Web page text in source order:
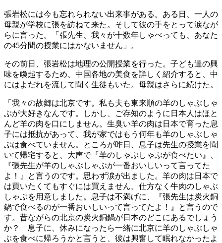
張岩松には今も忘れられない出来事がある。ある日、一人の
母親が学校に張を訪ねて来た。そして彼の手をとって涙なが
らに言った。「張先生、我々が十数年しゃべっても、あなた
の45分間の授業にはかないません」。
その前日、張岩松は地理の公開授業を行った。子ども達の興
味を喚起するため、中国各地の美食を詳しく紹介すると、中
にはよだれを流して聞く生徒もいた。母親はさらに続けた。
「我々の故郷は北京です。私も夫も東来順の羊のしゃぶしゃ
ぶが大好きなんです。しかし、ご存知のように日本人はほと
んど羊の肉を口にしません。生臭い羊の肉は日本で育った息
子には抵抗があって、我が家ではもう何年も羊のしゃぶしゃ
ぶは食べていません。ところが昨日、息子は先生の授業を聞
いて帰宅すると、大声で『羊のしゃぶしゃぶが食べたい』、
『張先生が羊のしゃぶしゃぶが一番おいしいって言ってた
よ！』と言うのです。思わず涙が出ました。羊の肉は日本で
は買いたくてもすぐには買えません。仕方なく牛肉のしゃぶ
しゃぶを用意しました。息子は不満げに、『張先生は炭火銅
鍋で食べるのが一番おいしいって言ってたよ！』と言うので
す。昔ながらの北京の炭火銅鍋が日本のどこにあるでしょう
か？ 息子に、休みになったら一緒に北京に羊のしゃぶしゃ
ぶを食べに帰ろうかと言うと、彼は興奮して眠れなかったよ